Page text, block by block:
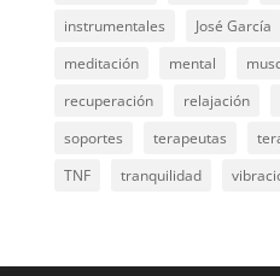
instrumentales
José García
meditación
mental
recuperación
relajación
soportes
terapeutas
TNF
tranquilidad